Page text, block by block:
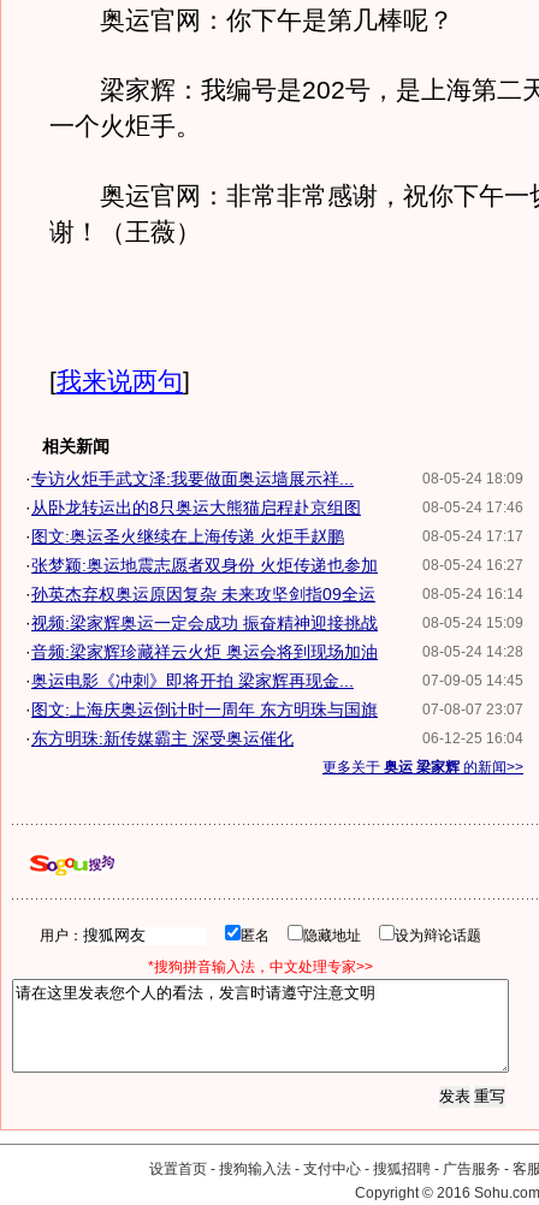
奥运官网：你下午是第几棒呢？
梁家辉：我编号是202号，是上海第二
一个火炬手。
奥运官网：非常非常感谢，祝你下午一
谢！（王薇）
[我来说两句]
相关新闻
08-05-24 18:09
·专访火炬手武文泽:我要做面奥运墙展示祥...
08-05-24 17:46
· 从卧龙转运出的8只奥运大熊猫启程赴京组图
08-05-24 17:17
·图文:奥运圣火继续在上海传递 火炬手赵鹏
08-05-24 16:27
·张梦颖:奥运地震志愿者双身份 火炬传递也参加
08-05-24 16:14
·孙英杰弃权奥运原因复杂 未来攻坚剑指09全运
08-05-24 15:09
·视频:梁家辉奥运一定会成功 振奋精神迎接挑战
08-05-24 14:28
·音频:梁家辉珍藏祥云火炬 奥运会将到现场加油
07-09-05 14:45
·奥运电影《冲刺》即将开拍 梁家辉再现金...
07-08-07 23:07
·图文:上海庆奥运倒计时一周年 东方明珠与国旗
06-12-25 16:04
·东方明珠:新传媒霸主 深受奥运催化
更多关于 奥运 梁家辉 的新闻>>
用户： 匿名 隐藏地址
设为辩论话题
*搜狗拼音输入法，中文处理专家>>
设置首页 - 搜狗输入法 - 支付中心 - 搜狐招聘 - 广告服务 - 客
Copyright©2016